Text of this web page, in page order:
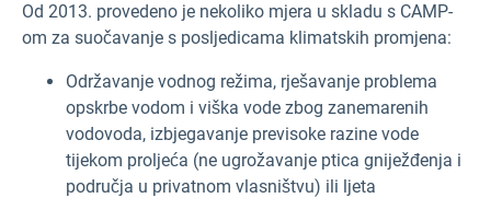
Od 2013. provedeno je nekoliko mjera u skladu s CAMP-
om za suočavanje s posljedicama klimatskih promjena:
Održavanje vodnog režima, rješavanje problema
opskrbe vodom i viška vode zbog zanemarenih
vodovoda, izbjegavanje previsoke razine vode
tijekom proljeća (ne ugrožavanje ptica gniježđenja i
područja u privatnom vlasništvu) ili ljeta